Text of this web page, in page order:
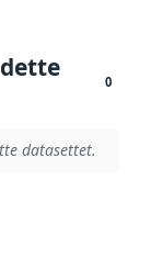
0
datasettet.